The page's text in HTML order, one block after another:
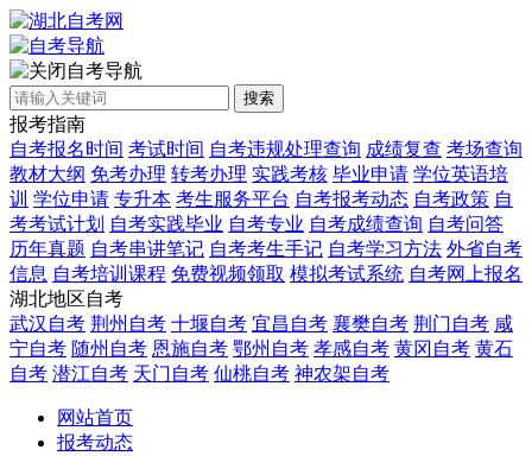
自考导航
搜索
报考指南
自考报名时间 考试时间 自考违规处理查询 成绩复查 考场查询
教材大纲 免考办理 转考办理 实践考核 毕业申请 学位英语培
训 学位申请 专升本 考生服务平台 自考报考动态 自考政策 自
考考试计划 自考实践毕业 自考专业 自考成绩查询 自考问答
历年真题 自考串讲笔记 自考考生手记 自考学习方法 外省自考
信息 自考培训课程 免费视频领取 模拟考试系统 自考网上报名
湖北地区自考
武汉自考 荆州自考 十堰自考 宜昌自考 襄樊自考 荆门自考 咸
宁自考 随州自考 恩施自考 鄂州自考 孝感自考 黄冈自考 黄石
自考 潜江自考 天门自考 仙桃自考 神农架自考
网站首页
报考动态